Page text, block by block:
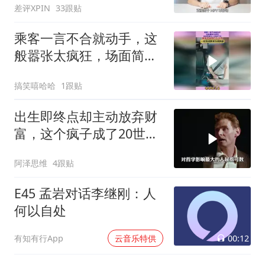
差评XPIN 33跟贴
乘客一言不合就动手，这
般嚣张太疯狂，场面简直
搞笑嘻哈哈 1跟贴
出生即终点却主动放弃财
富，这个疯子成了20世纪
阿泽思维 4跟贴
E45 孟岩对话李继刚：人
何以自处
有知有行App 云音乐特供 00:12